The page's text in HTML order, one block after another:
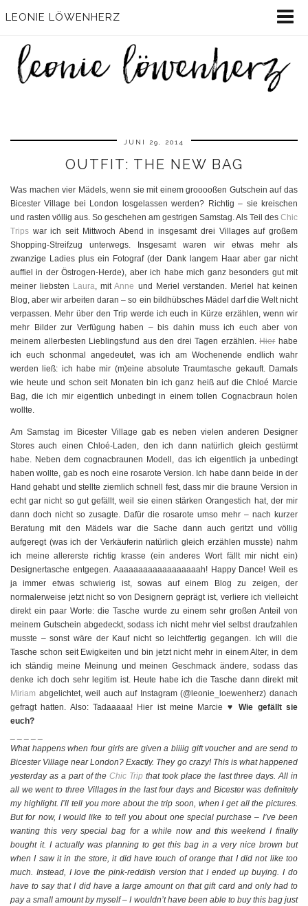
LEONIE LÖWENHERZ
JUNI 29, 2014
OUTFIT: THE NEW BAG
Was machen vier Mädels, wenn sie mit einem grooooßen Gutschein auf das
Bicester Village bei London losgelassen werden? Richtig – sie kreischen
und rasten völlig aus. So geschehen am gestrigen Samstag. Als Teil des Chic
Trips war ich seit Mittwoch Abend in insgesamt drei Villages auf großem
Shopping-Streifzug unterwegs. Insgesamt waren wir etwas mehr als
zwanzige Ladies plus ein Fotograf (der Dank langem Haar aber gar nicht
auffiel in der Östrogen-Herde), aber ich habe mich ganz besonders gut mit
meiner liebsten Laura, mitAnne und Meriel verstanden. Meriel hat keinen
Blog, aber wir arbeiten daran – so ein bildhübsches Mädel darf die Welt nicht
verpassen. Mehr über den Trip werde ich euch in Kürze erzählen, wenn wir
mehr Bilder zur Verfügung haben – bis dahin muss ich euch aber von
meinem allerbesten Lieblingsfund aus den drei Tagen erzählen.Hierhabe
ich euch schonmal angedeutet, was ich am Wochenende endlich wahr
werden ließ: ich habe mir (m)eine absolute Traumtasche gekauft. Damals
wie heute und schon seit Monaten bin ich ganz heiß auf die Chloé Marcie
Bag, die ich mir eigentlich unbedingt in einem tollen Cognacbraun holen
wollte.
Am Samstag im Bicester Village gab es neben vielen anderen Designer
Stores auch einen Chloé-Laden, den ich dann natürlich gleich gestürmt
habe. Neben dem cognacbraunen Modell, das ich eigentlich ja unbedingt
haben wollte, gab es noch eine rosarote Version. Ich habe dann beide in der
Hand gehabt und stellte ziemlich schnell fest, dass mir die braune Version in
echt gar nicht so gut gefällt, weil sie einen stärken Orangestich hat, der mir
dann doch nicht so zusagte. Dafür die rosarote umso mehr – nach kurzer
Beratung mit den Mädels war die Sache dann auch geritzt und völlig
aufgeregt (was ich der Verkäuferin natürlich gleich erzählen musste) nahm
ich meine allererste richtig krasse (ein anderes Wort fällt mir nicht ein)
Designertasche entgegen. Aaaaaaaaaaaaaaaaaah! Happy Dance! Weil es
ja immer etwas schwierig ist, sowas auf einem Blog zu zeigen, der
normalerweise jetzt nicht so von Designern geprägt ist, verliere ich vielleicht
direkt ein paar Worte: die Tasche wurde zu einem sehr großen Anteil von
meinem Gutschein abgedeckt, sodass ich nicht mehr viel selbst draufzahlen
musste – sonst wäre der Kauf nicht so leichtfertig gegangen. Ich will die
Tasche schon seit Ewigkeiten und bin jetzt nicht mehr in einem Alter, in dem
ich ständig meine Meinung und meinen Geschmack ändere, sodass das
denke ich doch sehr legitim ist. Heute habe ich die Tasche dann direkt mit
Miriam abgelichtet, weil auch auf Instagram (@leonie_loewenherz) danach
gefragt hatten. Also: Tadaaaaa! Hier ist meine Marcie ♥Wie gefällt sie
euch?
What happens when four girls are given a biiiig gift voucher and are send to
Bicester Village near London? Exactly. They go crazy! This is what happened
yesterday as a part of theChic Trip that took place the last three days. All in
all we went to three Villages in the last four days and Bicester was definitely
my highlight. I’ll tell you more about the trip soon, when I get all the pictures.
But for now, I would like to tell you about one special purchase – I’ve been
wanting this very special bag for a while now and this weekend I finally
bought it. I actually was planning to get this bag in a very nice brown but
when I saw it in the store, it did have touch of orange that I did not like too
much. Instead, I love the pink-reddish version that I ended up buying. I do
have to say that I did have a large amount on that gift card and only had to
pay a small amount by myself – I wouldn’t have been able to buy this bag just